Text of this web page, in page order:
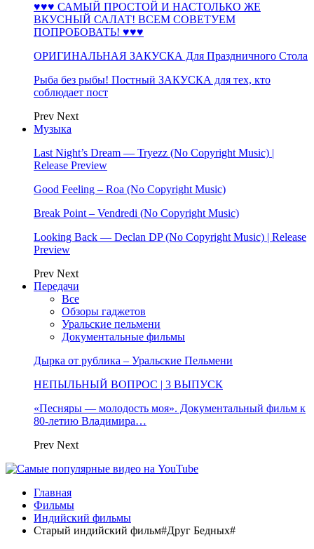
♥♥♥ САМЫЙ ПРОСТОЙ И НАСТОЛЬКО ЖЕ
ВКУСНЫЙ САЛАТ! ВСЕМ СОВЕТУЕМ
ПОПРОБОВАТЬ! ♥♥♥
ОРИГИНАЛЬНАЯ ЗАКУСКА Для Праздничного Стола
Рыба без рыбы! Постный ЗАКУСКА для тех, кто
соблюдает пост
Prev Next
Музыка
Last Night’s Dream — Tryezz (No Copyright Music) |
Release Preview
Good Feeling – Roa (No Copyright Music)
Break Point – Vendredi (No Copyright Music)
Looking Back — Declan DP (No Copyright Music) | Release
Preview
Prev Next
Передачи
Все
Обзоры гаджетов
Уральские пельмени
Документальные фильмы
Дырка от рублика – Уральские Пельмени
НЕПЫЛЬНЫЙ ВОПРОС | 3 ВЫПУСК
«Песняры — молодость моя». Документальный фильм к
80-летию Владимира…
Prev Next
Главная
Фильмы
Индийский фильмы
Старый индийский фильм#Друг Бедных#